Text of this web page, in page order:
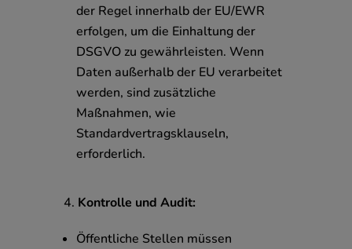
der Regel innerhalb der EU/EWR
erfolgen, um die Einhaltung der
DSGVO zu gewährleisten. Wenn
Daten außerhalb der EU verarbeitet
werden, sind zusätzliche
Maßnahmen, wie
Standardvertragsklauseln,
erforderlich.
Kontrolle und Audit:
Öffentliche Stellen müssen